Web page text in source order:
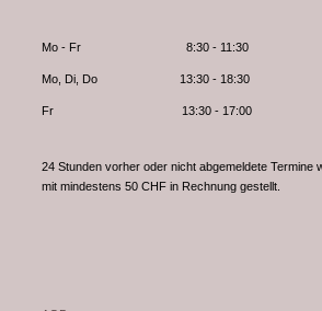
Mo - Fr 8:30 - 11:30
Mo, Di, Do 13:30 - 18:30
Fr 13:30 - 17:00
24 Stunden vorher oder nicht abgemeldete Termine
mit mindestens 50 CHF in Rechnung gestellt.